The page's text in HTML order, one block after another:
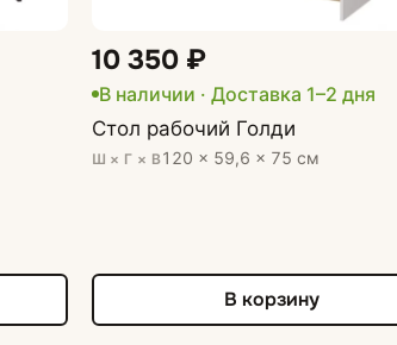
10 350 ₽
В наличии · Доставка 1–2 дня
Стол рабочий Голди
Ш × Г × В120 × 59,6 × 75 см
В корзину